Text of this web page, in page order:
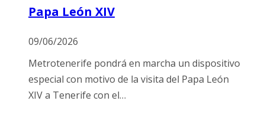
Papa León XIV
09/06/2026
Metrotenerife pondrá en marcha un dispositivo
especial con motivo de la visita del Papa León
XIV a Tenerife con el…